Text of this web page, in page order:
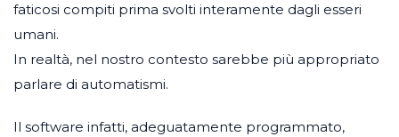
faticosi compiti prima svolti interamente dagli esseri
umani.
In realtà, nel nostro contesto sarebbe più appropriato
parlare di automatismi.
Il software infatti, adeguatamente programmato,